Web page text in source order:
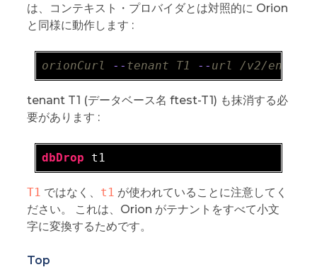
は、コンテキスト・プロバイダとは対照的に Orion
と同様に動作します :
orionCurl - - tenant T1 - - url /v2/
tenant T1 (データベース名 ftest-T1) も抹消する必
要があります :
dbDrop
T1 ではなく、 t1 が使われていることに注意してく
ださい。 これは、Orion がテナントをすべて小文
字に変換するためです。
Top